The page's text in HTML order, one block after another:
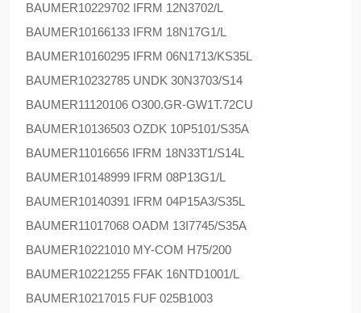
BAUMER10229702 IFRM 12N3702/L
BAUMER10166133 IFRM 18N17G1/L
BAUMER10160295 IFRM 06N1713/KS35L
BAUMER10232785 UNDK 30N3703/S14
BAUMER11120106 O300.GR-GW1T.72CU
BAUMER10136503 OZDK 10P5101/S35A
BAUMER11016656 IFRM 18N33T1/S14L
BAUMER10148999 IFRM 08P13G1/L
BAUMER10140391 IFRM 04P15A3/S35L
BAUMER11017068 OADM 13I7745/S35A
BAUMER10221010 MY-COM H75/200
BAUMER10221255 FFAK 16NTD1001/L
BAUMER10217015 FUF 025B1003